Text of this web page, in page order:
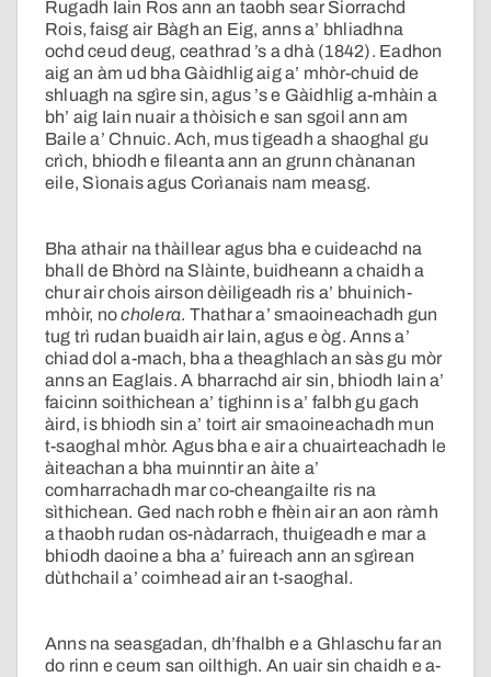
Rugadh Iain Ros ann an taobh sear Siorrachd
Rois, faisg air Bàgh an Eig, anns a’ bhliadhna
ochd ceud deug, ceathrad ’s a dhà (1842). Eadhon
aig an àm ud bha Gàidhlig aig a’ mhòr-chuid de
shluagh na sgìre sin, agus ’s e Gàidhlig a-mhàin a
bh’ aig Iain nuair a thòisich e san sgoil ann am
Baile a’ Chnuic. Ach, mus tigeadh a shaoghal gu
crìch, bhiodh e fileanta ann an grunn chànanan
eile, Sìonais agus Corìanais nam measg.
Bha athair na thàillear agus bha e cuideachd na
bhall de Bhòrd na Slàinte, buidheann a chaidh a
chur air chois airson dèiligeadh ris a’ bhuinich-
mhòir, nocholera. Thathar a’ smaoineachadh gun
tug trì rudan buaidh air Iain, agus e òg. Anns a’
chiad dol a-mach, bha a theaghlach an sàs gu mòr
anns an Eaglais. A bharrachd air sin, bhiodh Iain a’
faicinn soithichean a’ tighinn is a’ falbh gu gach
àird, is bhiodh sin a’ toirt air smaoineachadh mun
t-saoghal mhòr. Agus bha e air a chuairteachadh le
àiteachan a bha muinntir an àite a’
comharrachadh mar co-cheangailte ris na
sìthichean. Ged nach robh e fhèin air an aon ràmh
a thaobh rudan os-nàdarrach, thuigeadh e mar a
bhiodh daoine a bha a’ fuireach ann an sgìrean
dùthchail a’ coimhead air an t-saoghal.
Anns na seasgadan, dh’fhalbh e a Ghlaschu far an
do rinn e ceum san oilthigh. An uair sin chaidh e a-